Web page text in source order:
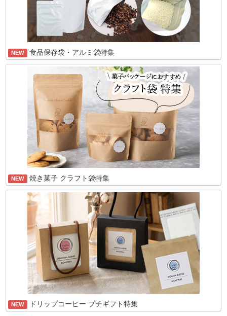
NEW 食品保存袋・アルミ袋特集
NEW 焼き菓子 クラフト袋特集
NEW ドリップコーヒー プチギフト特集